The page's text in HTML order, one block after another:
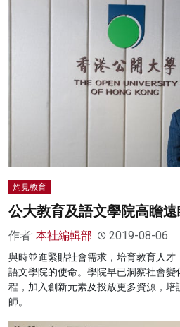
灼見教育
公大教育及語文學院高瞻
作者: 本社編輯部 2019-08-06
與時並進緊貼社會需求，培育教育人才
語文學院的使命。學院早已洞察社會變
程，加入創新元素及投放更多資源，培
師。